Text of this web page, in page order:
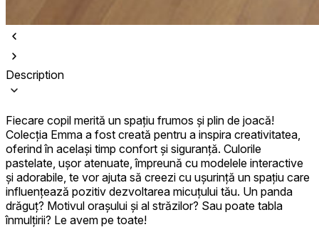
Description
Fiecare copil merită un spațiu frumos și plin de joacă!
Colecția Emma a fost creată pentru a inspira creativitatea,
oferind în același timp confort și siguranță. Culorile
pastelate, ușor atenuate, împreună cu modelele interactive
și adorabile, te vor ajuta să creezi cu ușurință un spațiu care
influențează pozitiv dezvoltarea micuțului tău. Un panda
drăguț? Motivul orașului și al străzilor? Sau poate tabla
înmulțirii? Le avem pe toate!